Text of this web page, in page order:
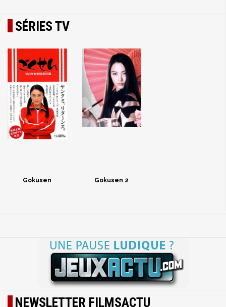
SÉRIES TV
Gokusen Gokusen 2
NEWSLETTER FILMSACTU